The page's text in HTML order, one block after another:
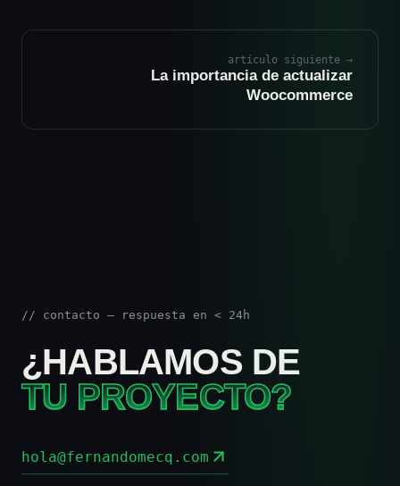
artículo siguiente →
La importancia de actualizar
Woocommerce
// contacto — respuesta en < 24h
¿HABLAMOS DE
TU PROYECTO?
hola@fernandomecq.com